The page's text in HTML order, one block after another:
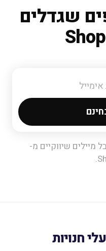
שגדלים
שיווקיים מ-
חנויות